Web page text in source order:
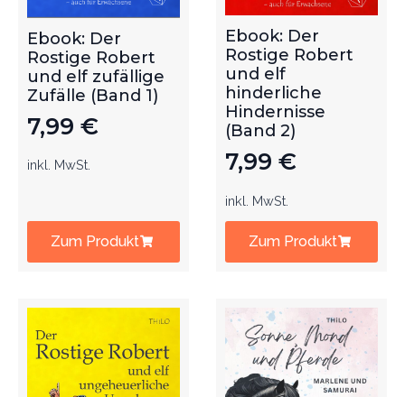
Ebook: Der
Rostige Robert
und elf zufällige
Zufälle (Band 1)
7,99 €
inkl. MwSt.
Zum Produkt
Ebook: Der
Rostige Robert
und elf
hinderliche
Hindernisse
(Band 2)
7,99 €
inkl. MwSt.
Zum Produkt